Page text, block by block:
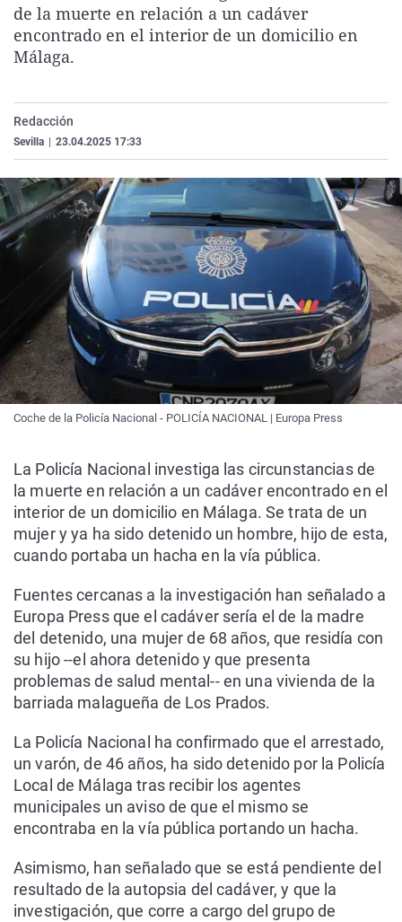
La rosa de los vientos
Gente viajera
Caso
Retornados
Operación Viuda
Extremadura
Galicia
Navarra
Virales
Televisión
de la muerte en relación a un cadáver
encontrado en el interior de un domicilio en
Málaga.
Redacción
Sevilla 23.04.2025 17:33
Coche de la Policía Nacional - POLICÍA NACIONAL | Europa Press
La Policía Nacional investiga las circunstancias de
la muerte en relación a un cadáver encontrado en el
interior de un domicilio en Málaga. Se trata de un
mujer y ya ha sido detenido un hombre, hijo de esta,
cuando portaba un hacha en la vía pública.
Fuentes cercanas a la investigación han señalado a
Europa Press que el cadáver sería el de la madre
del detenido, una mujer de 68 años, que residía con
su hijo --el ahora detenido y que presenta
problemas de salud mental-- en una vivienda de la
barriada malagueña de Los Prados.
La Policía Nacional ha confirmado que el arrestado,
un varón, de 46 años, ha sido detenido por la Policía
Local de Málaga tras recibir los agentes
municipales un aviso de que el mismo se
encontraba en la vía pública portando un hacha.
Asimismo, han señalado que se está pendiente del
resultado de la autopsia del cadáver, y que la
investigación, que corre a cargo del grupo de